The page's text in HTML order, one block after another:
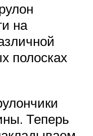
на
полосках
Теперь